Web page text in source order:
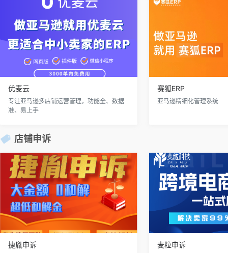
优麦云
专注亚马逊多店铺运营管理，功能全、数据
准、易上手
赛狐ERP
亚马逊精细化管理系统
店铺申诉
捷胤申诉 麦粒申诉